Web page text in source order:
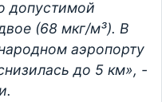
допустимой
(68 мкг/м³). В
аэропорту
до 5 км», -